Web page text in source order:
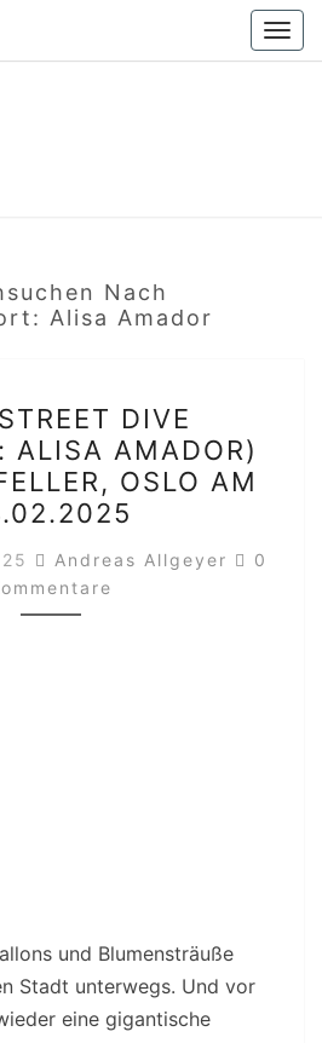
Nach
Alisa Amador
STREET
DIVE
(SUPPORT:
ALISA
AMADOR)
IM
ROCKEFELLER,
DIVE
ALISA AMADOR)
OSLO AM
Andreas Allgeyer
0
und Blumensträuße
Stadt unterwegs. Und vor
eine gigantische